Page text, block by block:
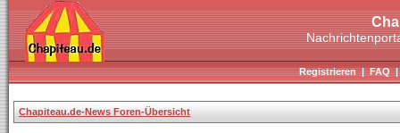
Registrieren|FAQ
Chapiteau.de-News Foren-Übersicht